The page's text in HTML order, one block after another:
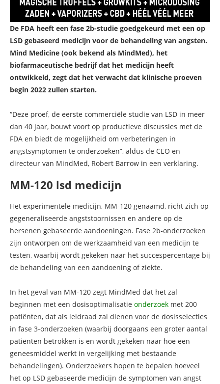
De FDA heeft een fase 2b-studie goedgekeurd met een op
LSD gebaseerd medicijn voor de behandeling van angsten.
Mind Medicine (ook bekend als MindMed), het
biofarmaceutische bedrijf dat het medicijn heeft
ontwikkeld, zegt dat het verwacht dat klinische proeven
begin 2022 zullen starten.
“Deze proef, de eerste commerciële studie van LSD in meer
dan 40 jaar, bouwt voort op productieve discussies met de
FDA en biedt de mogelijkheid om verbeteringen in
angstsymptomen te onderzoeken”, aldus de CEO en
directeur van MindMed, Robert Barrow in een verklaring.
MM-120 lsd medicijn
Het experimentele medicijn, MM-120 genaamd, richt zich op
gegeneraliseerde angststoornissen en andere op de
hersenen gebaseerde aandoeningen. Fase 2b-onderzoeken
zijn ontworpen om de werkzaamheid van een medicijn te
testen, waarbij wordt gekeken naar het succespercentage bij
de behandeling van een aandoening of ziekte.
In het geval van MM-120 zegt MindMed dat het zal
beginnen met een dosisoptimalisatie onderzoek met 200
patiënten, dat als leidraad zal dienen voor de dosisselecties
in fase 3-onderzoeken (waarbij doorgaans een groter aantal
patiënten betrokken is en wordt gekeken naar hoe een
geneesmiddel werkt in vergelijking met bestaande
behandelingen). Onderzoekers hopen te bepalen hoeveel
het op LSD gebaseerde medicijn de symptomen van angst